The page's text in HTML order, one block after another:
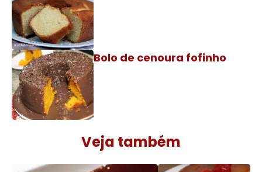
Bolo de cenoura fofinho
Veja também